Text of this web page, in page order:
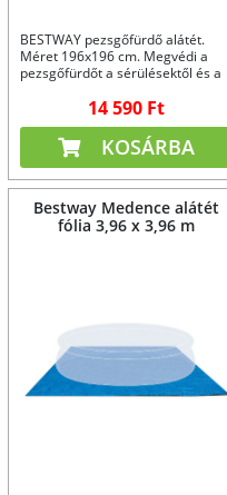
BESTWAY pezsgőfürdő alátét.
Méret 196x196 cm. Megvédi a
pezsgőfürdőt a sérülésektől és a
14 590 Ft
KOSÁRBA
Bestway Medence alátét
fólia 3,96 x 3,96 m